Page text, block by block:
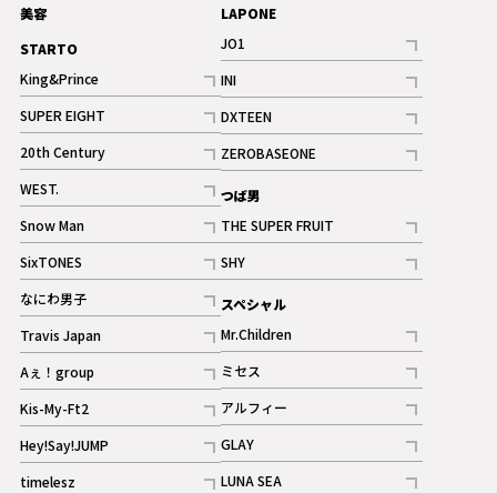
美容
STARTO
King&Prince
記事
SUPER EIGHT
記事
20th Century
記事
WEST.
記事
Snow Man
記事
ギャラリー
SixTONES
記事
ギャラリー
なにわ男子
記事
Travis Japan
記事
Aぇ！group
記事
Kis-My-Ft2
記事
ギャラリー
Hey!Say!JUMP
記事
timelesz
LAPONE
JO1
記事
INI
記事
ギャラリー
DXTEEN
記事
ギャラリー
ZEROBASEONE
記事
つば男
THE SUPER FRUIT
記事
SHY
記事
スペシャル
Mr.Children
記事
ミセス
記事
アルフィー
記事
GLAY
記事
LUNA SEA